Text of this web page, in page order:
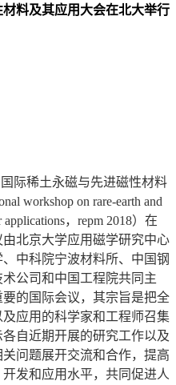
料及其应用大会在北大举行
际稀土永磁与先进磁性材料
workshop on rare-earth and
applications，repm 2018）在
北京大学应用磁学研究中心
中科院宁波材料所、中国钢
公司和中国工程院共同主
的国际会议，其宗旨是把全
应用的科学家和工程师召集
自近期开展的研究工作以及
问题展开交流和合作，提高
发和应用水平，共同促进人